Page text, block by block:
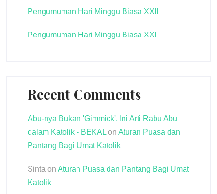
Pengumuman Hari Minggu Biasa XXII
Pengumuman Hari Minggu Biasa XXI
Recent Comments
Abu-nya Bukan 'Gimmick', Ini Arti Rabu Abu
dalam Katolik - BEKALon Aturan Puasa dan
Pantang Bagi Umat Katolik
Sinta on Aturan Puasa dan Pantang Bagi Umat
Katolik